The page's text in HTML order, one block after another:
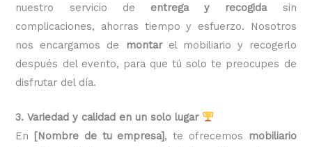
nuestro servicio de entrega y recogidasin
complicaciones, ahorras tiempo y esfuerzo. Nosotros
nos encargamos de
montarel mobiliario y recogerlo
después del evento, para que tú solo te preocupes de
disfrutar del día.
3. Variedad y calidad en un solo lugar
En [Nombre de tu empresa], te ofrecemos
mobiliario